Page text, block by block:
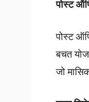
पोस्ट
पोस्ट
बचत
जो